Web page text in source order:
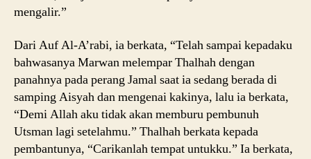
mengalir.”
Dari Auf Al-A’rabi, ia berkata, “Telah sampai kepadaku
bahwasanya Marwan melempar Thalhah dengan
panahnya pada perang Jamal saat ia sedang berada di
samping Aisyah dan mengenai kakinya, lalu ia berkata,
“Demi Allah aku tidak akan memburu pembunuh
Utsman lagi setelahmu.” Thalhah berkata kepada
pembantunya, “Carikanlah tempat untukku.” Ia berkata,